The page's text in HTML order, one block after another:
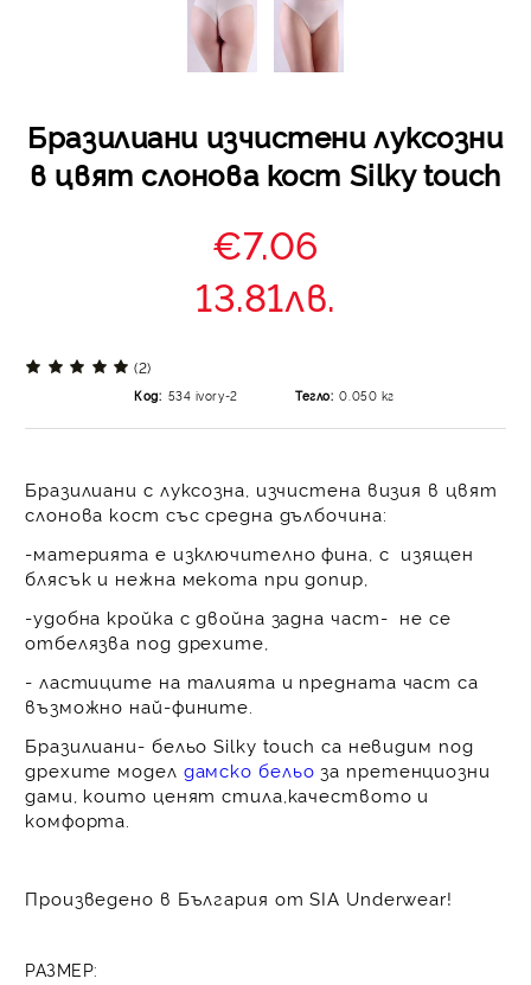
Бразилиани изчистени луксозни
в цвят слонова кост Silky touch
€7.06
13.81лв.
(2)
Код: 534 ivory-2 Тегло: 0.050 кг
Бразилиани с луксозна, изчистена визия в цвят
слонова кост със средна дълбочина:
-материята е изключително фина, с изящен
блясък и нежна мекота при допир,
-удобна кройка с двойна задна част- не се
отбелязва под дрехите,
- ластиците на талията и предната част са
възможно най-фините.
Бразилиани- бельо Silky touch са невидим под
дрехите модел дамско бельо за претенциозни
дами, които ценят стила,качеството и
комфорта.
Произведено в България от SIA Underwear!
РАЗМЕР: